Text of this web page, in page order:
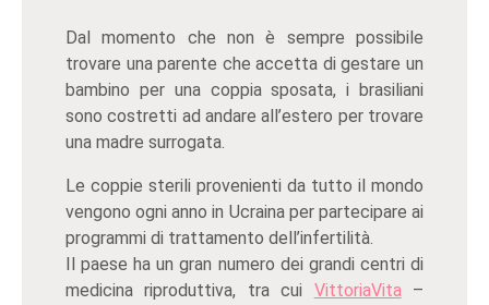
Dal momento che non è sempre possibile
trovare una parente che accetta di gestare un
bambino per una coppia sposata, i brasiliani
sono costretti ad andare all’estero per trovare
una madre surrogata.
Le coppie sterili provenienti da tutto il mondo
vengono ogni anno in Ucraina per partecipare ai
programmi di trattamento dell’infertilità.
Il paese ha un gran numero dei grandi centri di
medicina riproduttiva, tra cui VittoriaVita–